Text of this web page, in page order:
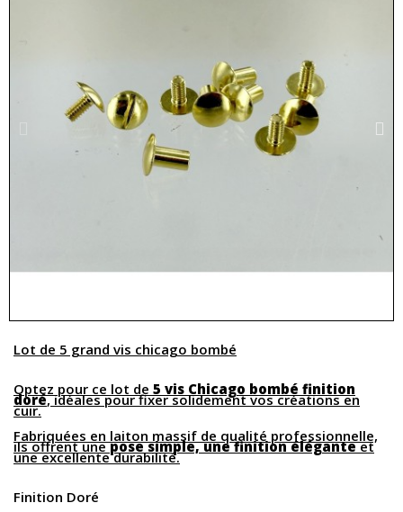
Lot de 5 grand vis chicago bombé
Optez pour ce lot de 5 vis Chicago bombé finition
doré, idéales pour fixer solidement vos créations en
cuir.
Fabriquées en laiton massif de qualité professionnelle,
ils offrent unepose simple, une finition éléganteet
une excellente durabilité.
Finition Doré